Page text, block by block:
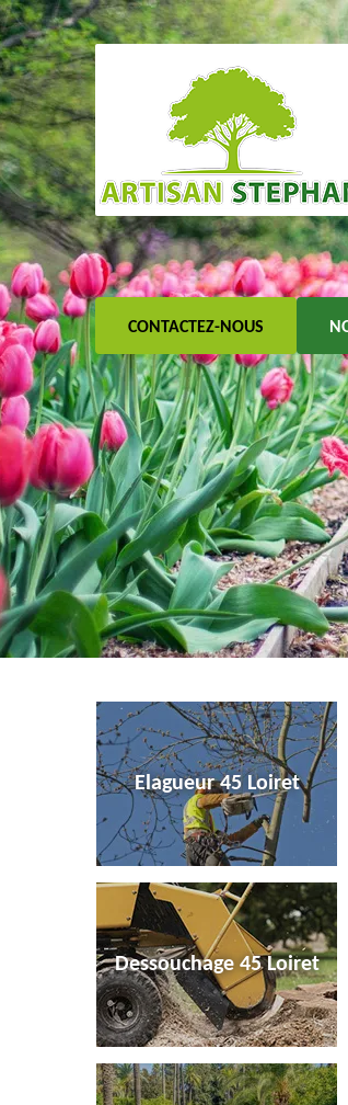
CONTACTEZ-NOUS
Elagueur 45 Loiret
Dessouchage 45 Loiret